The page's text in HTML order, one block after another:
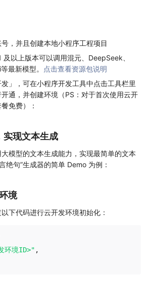
，并且创建本地小程序工程项目
以上版本可以调用混元、DeepSeek、
最新模型。
点击查看资源包说明
」，可在小程序开发工具中点击工具栏里
通，并创建环境（PS：对于首次使用云开
免费）：
实现文本生成
模型的文本生成能力，实现最简单的文本
绝句”生成器的简单 Demo 为例：
境
下代码进行云开发环境初始化：
环境ID>" ,